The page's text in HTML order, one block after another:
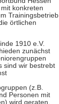
konkreten
Trainingsbetrieb
örtlichen
1910 e.V.
zunächst
sind wir bestrebt
(z.B.
Personen mit
wird geraten,